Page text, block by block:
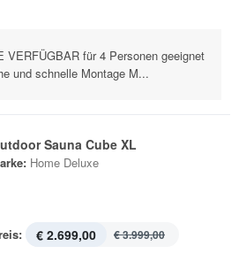
VERFÜGBAR für 4 Personen geeignet
und schnelle Montage M...
Sauna Cube XL
Home Deluxe
€ 2.699,00 € 3.999,00